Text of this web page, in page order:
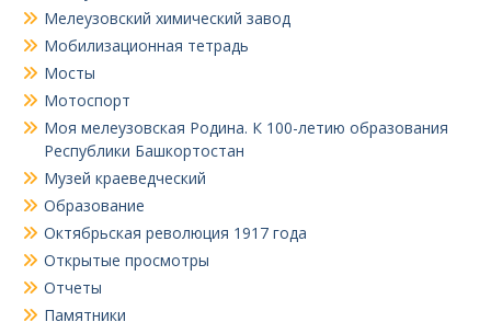
Мелеузовский химический завод
Мобилизационная тетрадь
Мосты
Мотоспорт
Моя мелеузовская Родина. К 100-летию образования
Республики Башкортостан
Музей краеведческий
Образование
Октябрьская революция 1917 года
Открытые просмотры
Отчеты
Памятники